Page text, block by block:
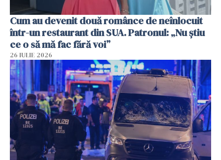
Cum au devenit două românce de neînlocuit
într-un restaurant din SUA. Patronul: „Nu știu
ce o să mă fac fără voi”
26 IULIE 2026